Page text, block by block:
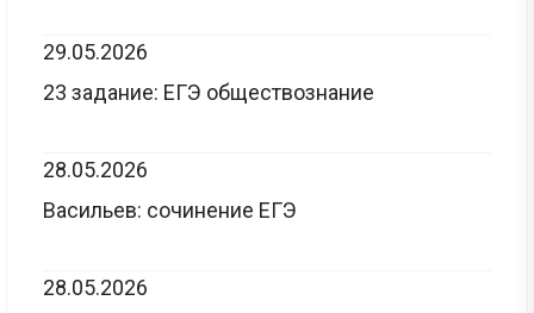
29.05.2026
23 задание: ЕГЭ обществознание
28.05.2026
Васильев: сочинение ЕГЭ
28.05.2026